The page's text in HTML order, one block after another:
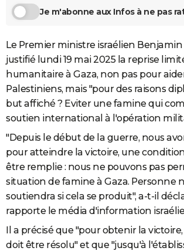
Dictionnaire
Biographies
Citations
Expressions
Proverbes
PROGRAMME TV
AVIS DE DÉCÈS
FORUM
Bricolage
Lifestyle
Culture
Sport
Auto
Television
Voyage
Cinema
Je m'abonne aux Infos à ne pas
Le Premier ministre israélien
justifié lundi 19 mai 2025 la reprise
humanitaire à Gaza, non pas pour
Palestiniens, mais "pour des raisons
but affiché ? Eviter une famine qui
soutien international à l'opération
"Depuis le début de la guerre, nous
pour atteindre la victoire, une
être remplie : nous ne pouvons pas
situation de famine à Gaza. Personne
soutiendra si cela se produit", a-t-il
rapporte le média d'information
Il a précisé que "pour obtenir la
doit être résolu" et que "jusqu'à